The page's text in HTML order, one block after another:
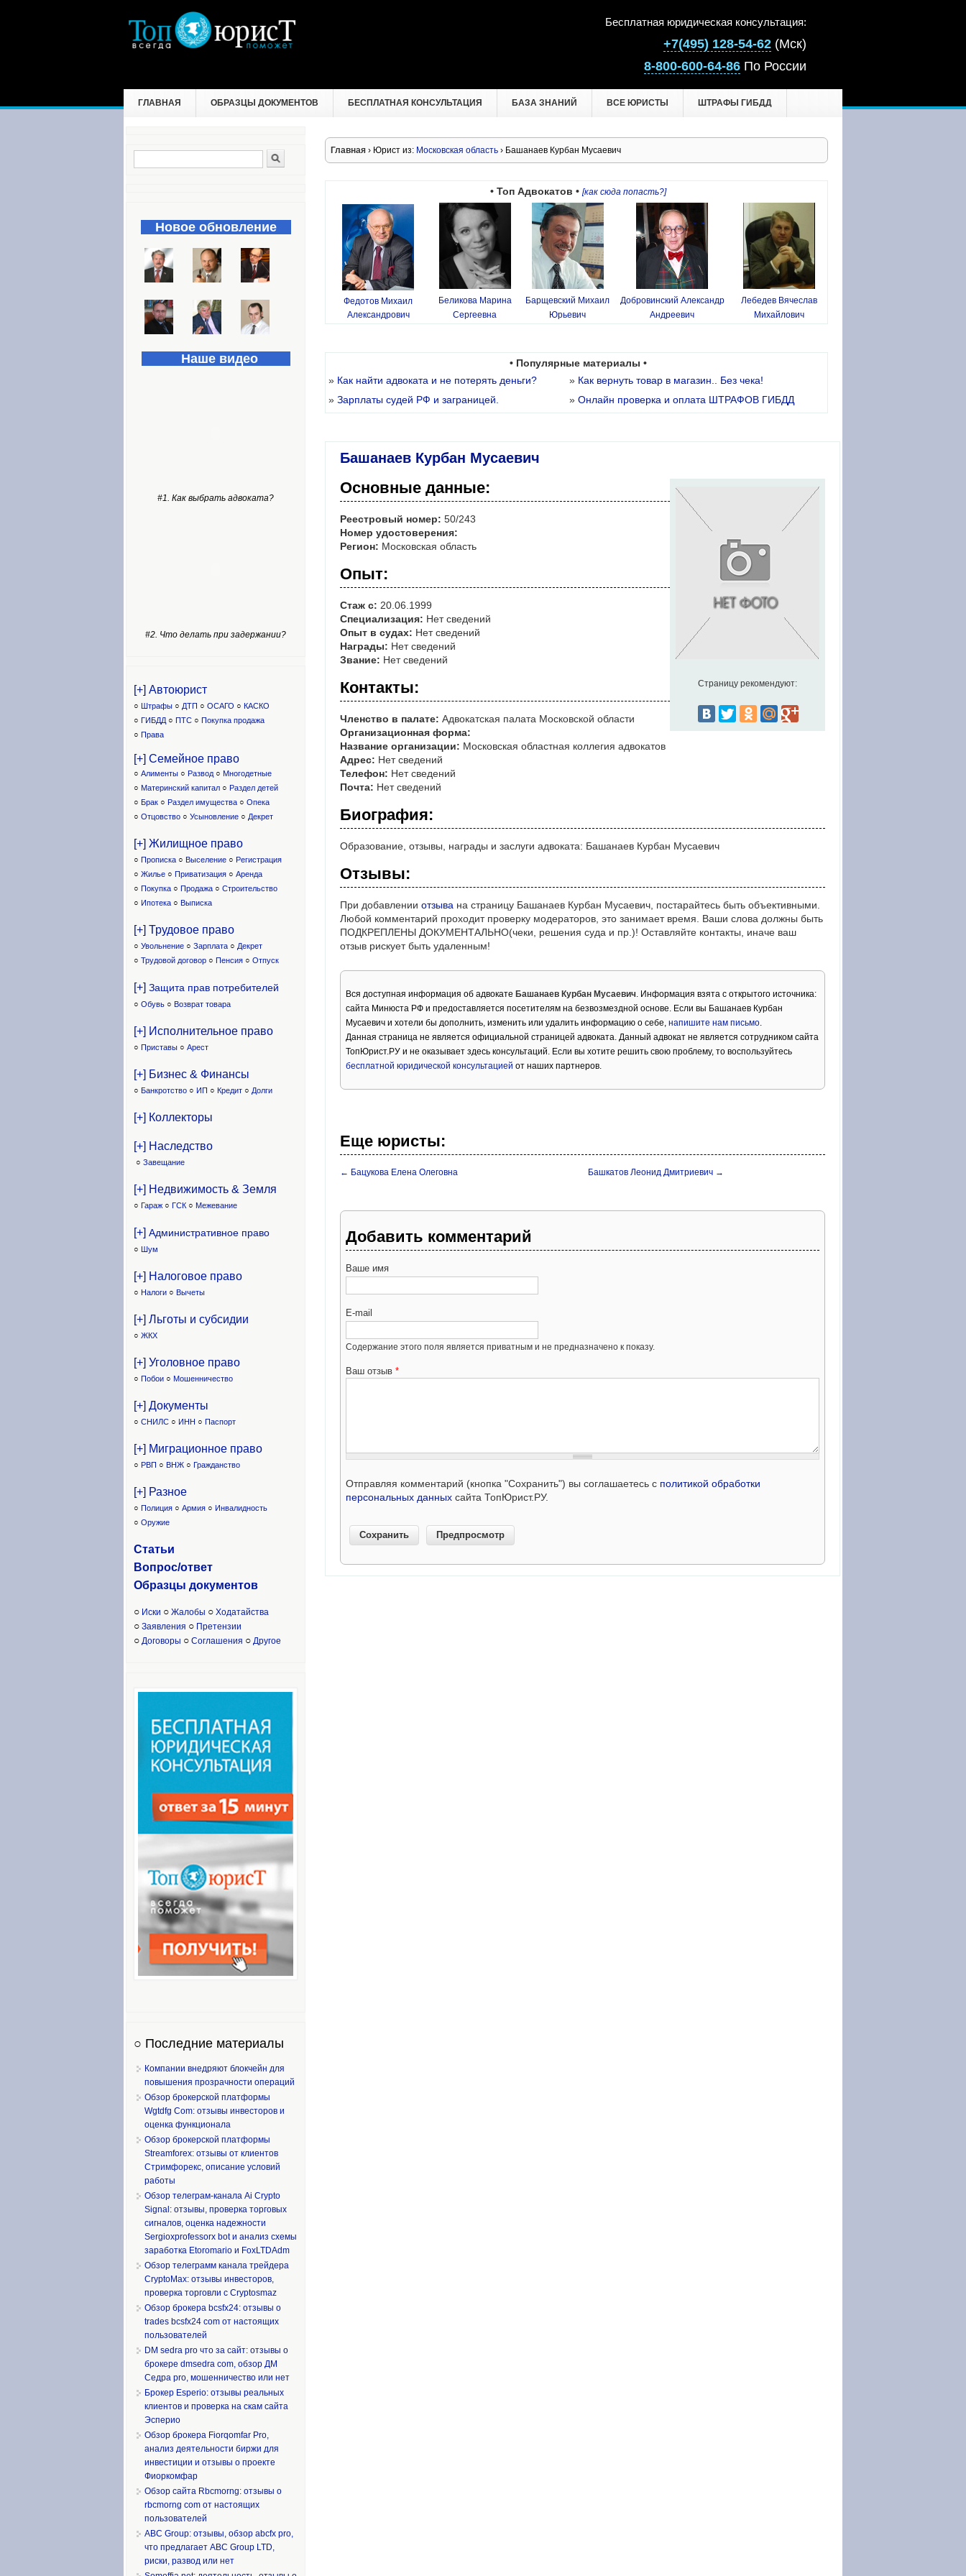
Бесплатная юридическая консультация:
+7(495) 128-54-62 (Мск)
8-800-600-64-86 По России
ГЛАВНАЯ ОБРАЗЦЫ ДОКУМЕНТОВ БЕСПЛАТНАЯ КОНСУЛЬТАЦИЯ БАЗА ЗНАНИЙ ВСЕ ЮРИСТЫ ШТРАФЫ ГИБДД
Главная › Юрист из: Московская область › Башанаев Курбан Мусаевич
• Топ Адвокатов • [как сюда попасть?]
Федотов Михаил
Александрович
Беликова Марина
Сергеевна
Барщевский Михаил
Юрьевич
Добровинский Александр
Андреевич
Лебедев Вячеслав
Михайлович
• Популярные материалы •
» Как найти адвоката и не потерять деньги? » Как вернуть товар в магазин.. Без чека!
» Зарплаты судей РФ и заграницей. » Онлайн проверка и оплата ШТРАФОВ ГИБДД
Башанаев Курбан Мусаевич
Страницу рекомендуют:
Основные данные:
Реестровый номер: 50/243
Номер удостоверения:
Регион: Московская область
Опыт:
Стаж с: 20.06.1999
Специализация: Нет сведений
Опыт в судах: Нет сведений
Награды: Нет сведений
Звание: Нет сведений
Контакты:
Членство в палате: Адвокатская палата Московской области
Организационная форма:
Название организации: Московская областная коллегия адвокатов
Адрес: Нет сведений
Телефон: Нет сведений
Почта: Нет сведений
Биография:
Образование, отзывы, награды и заслуги адвоката: Башанаев Курбан Мусаевич
Отзывы:
При добавлении отзыва на страницу Башанаев Курбан Мусаевич, постарайтесь быть объективными.
Любой комментарий проходит проверку модераторов, это занимает время. Ваши слова должны быть
ПОДКРЕПЛЕНЫ ДОКУМЕНТАЛЬНО(чеки, решения суда и пр.)! Оставляйте контакты, иначе ваш
отзыв рискует быть удаленным!
Вся доступная информация об адвокате Башанаев Курбан Мусаевич. Информация взята с открытого источника:
сайта Минюста РФ и предоставляется посетителям на безвозмездной основе. Если вы Башанаев Курбан
Мусаевич и хотели бы дополнить, изменить или удалить информацию о себе, напишите нам письмо.
Данная страница не является официальной страницей адвоката. Данный адвокат не является сотрудником сайта
ТопЮрист.РУ и не оказывает здесь консультаций. Если вы хотите решить свою проблему, то воспользуйтесь
бесплатной юридической консультацией от наших партнеров.
Еще юристы:
← Бацукова Елена Олеговна Башкатов Леонид Дмитриевич →
Добавить комментарий
Ваше имя
E-mail
Содержание этого поля является приватным и не предназначено к показу.
Ваш отзыв *
Отправляя комментарий (кнопка "Сохранить") вы соглашаетесь с политикой обработки
персональных данных сайта ТопЮрист.РУ.
Форма поиска
Новое обновление
Наше видео
#1. Как выбрать адвоката?
#2. Что делать при задержании?
[+] Автоюрист
○ Штрафы ○ ДТП ○ ОСАГО ○ КАСКО
○ ГИБДД ○ ПТС ○ Покупка продажа
○ Права
[+] Семейное право
○ Алименты ○ Развод ○ Многодетные
○ Материнский капитал ○ Раздел детей
○ Брак ○ Раздел имущества ○ Опека
○ Отцовство ○ Усыновление ○ Декрет
[+] Жилищное право
○ Прописка ○ Выселение ○ Регистрация
○ Жилье ○ Приватизация ○ Аренда
○ Покупка ○ Продажа ○ Строительство
○ Ипотека ○ Выписка
[+] Трудовое право
○ Увольнение ○ Зарплата ○ Декрет
○ Трудовой договор ○ Пенсия ○ Отпуск
[+] Защита прав потребителей
○ Обувь ○ Возврат товара
[+] Исполнительное право
○ Приставы ○ Арест
[+] Бизнес & Финансы
○ Банкротство ○ ИП ○ Кредит ○ Долги
[+] Коллекторы
[+] Наследство
○ Завещание
[+] Недвижимость & Земля
○ Гараж ○ ГСК ○ Межевание
[+] Административное право
○ Шум
[+] Налоговое право
○ Налоги ○ Вычеты
[+] Льготы и субсидии
○ ЖКХ
[+] Уголовное право
○ Побои ○ Мошенничество
[+] Документы
○ СНИЛС ○ ИНН ○ Паспорт
[+] Миграционное право
○ РВП ○ ВНЖ ○ Гражданство
[+] Разное
○ Полиция ○ Армия ○ Инвалидность
○ Оружие
Статьи
Вопрос/ответ
Образцы документов
○ Иски ○ Жалобы ○ Ходатайства
○ Заявления ○ Претензии
○ Договоры ○ Соглашения ○ Другое
○ Последние материалы
Компании внедряют блокчейн для
повышения прозрачности операций
Обзор брокерской платформы
Wgtdfg Com: отзывы инвесторов и
оценка функционала
Обзор брокерской платформы
Streamforex: отзывы от клиентов
Стримфорекс, описание условий
работы
Обзор телеграм-канала Ai Crypto
Signal: отзывы, проверка торговых
сигналов, оценка надежности
Sergioxprofessorx bot и анализ схемы
заработка Etoromario и FoxLTDAdm
Обзор телеграмм канала трейдера
CryptoMax: отзывы инвесторов,
проверка торговли с Cryptosmaz
Обзор брокера bcsfx24: отзывы о
trades bcsfx24 com от настоящих
пользователей
DM sedra pro что за сайт: отзывы о
брокере dmsedra com, обзор ДМ
Седра pro, мошенничество или нет
Брокер Esperio: отзывы реальных
клиентов и проверка на скам сайта
Эсперио
Обзор брокера Fiorqomfar Pro,
анализ деятельности биржи для
инвестиции и отзывы о проекте
Фиоркомфар
Обзор сайта Rbcmorng: отзывы о
rbcmorng com от настоящих
пользователей
ABC Group: отзывы, обзор abcfx pro,
что предлагает ABC Group LTD,
риски, развод или нет